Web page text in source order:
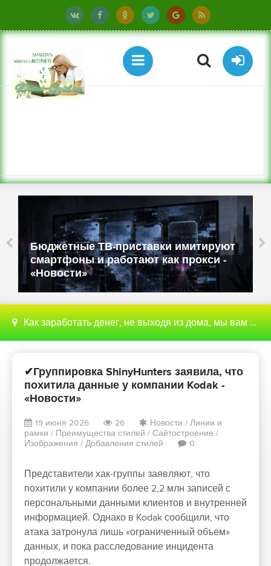
Бюджетные ТВ-приставки имитируют
смартфоны и работают как прокси -
«Новости»
Как заработать денег, не выходя из дома, мы вам поможем с этим разобраться
✔Группировка ShinyHunters заявила, что
похитила данные у компании Kodak -
«Новости»
19 июня 2026 26 Новости / Линии и
рамки / Преимущества стилей / Сайтостроение /
Изображения / Добавления стилей 0
Представители хак-группы заявляют, что
похитили у компании более 2,2 млн записей с
персональными данными клиентов и внутренней
информацией. Однако в Kodak сообщили, что
атака затронула лишь «ограниченный объем»
данных, и пока расследование инцидента
продолжается.